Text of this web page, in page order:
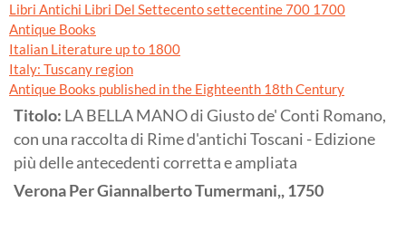
Libri Antichi Libri Del Settecento settecentine 700 1700
Antique Books
Italian Literature up to 1800
Italy: Tuscany region
Antique Books published in the Eighteenth 18th Century
Titolo: LA BELLA MANO di Giusto de' Conti Romano,
con una raccolta di Rime d'antichi Toscani - Edizione
più delle antecedenti corretta e ampliata
VeronaPer Giannalberto Tumermani,,1750